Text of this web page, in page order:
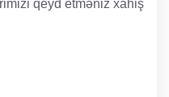
qeyd etməniz xahiş